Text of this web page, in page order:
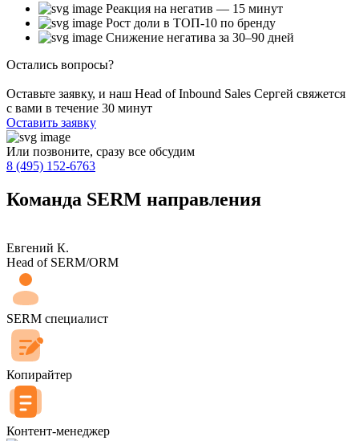
Реакция на негатив — 15 минут
Рост доли в ТОП-10 по бренду
Снижение негатива за 30–90 дней
Остались вопросы?
Оставьте заявку, и наш Head of Inbound Sales Сергей свяжется
с вами в течение 30 минут
Оставить заявку
Или позвоните, сразу все обсудим
8 (495) 152-6763
Команда SERM направления
Евгений К.
Head of SERM/ORM
SERM специалист
Копирайтер
Контент-менеджер